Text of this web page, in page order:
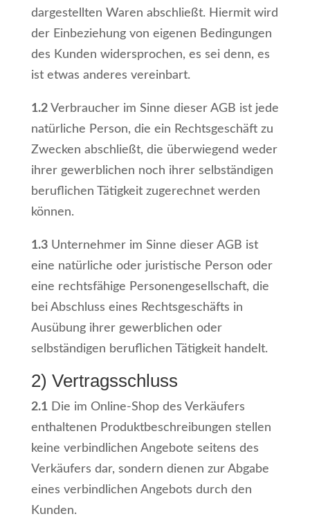
dargestellten Waren abschließt. Hiermit wird
der Einbeziehung von eigenen Bedingungen
des Kunden widersprochen, es sei denn, es
ist etwas anderes vereinbart.
1.2Verbraucher im Sinne dieser AGB ist jede
natürliche Person, die ein Rechtsgeschäft zu
Zwecken abschließt, die überwiegend weder
ihrer gewerblichen noch ihrer selbständigen
beruflichen Tätigkeit zugerechnet werden
können.
1.3Unternehmer im Sinne dieser AGB ist
eine natürliche oder juristische Person oder
eine rechtsfähige Personengesellschaft, die
bei Abschluss eines Rechtsgeschäfts in
Ausübung ihrer gewerblichen oder
selbständigen beruflichen Tätigkeit handelt.
2) Vertragsschluss
2.1Die im Online-Shop des Verkäufers
enthaltenen Produktbeschreibungen stellen
keine verbindlichen Angebote seitens des
Verkäufers dar, sondern dienen zur Abgabe
eines verbindlichen Angebots durch den
Kunden.